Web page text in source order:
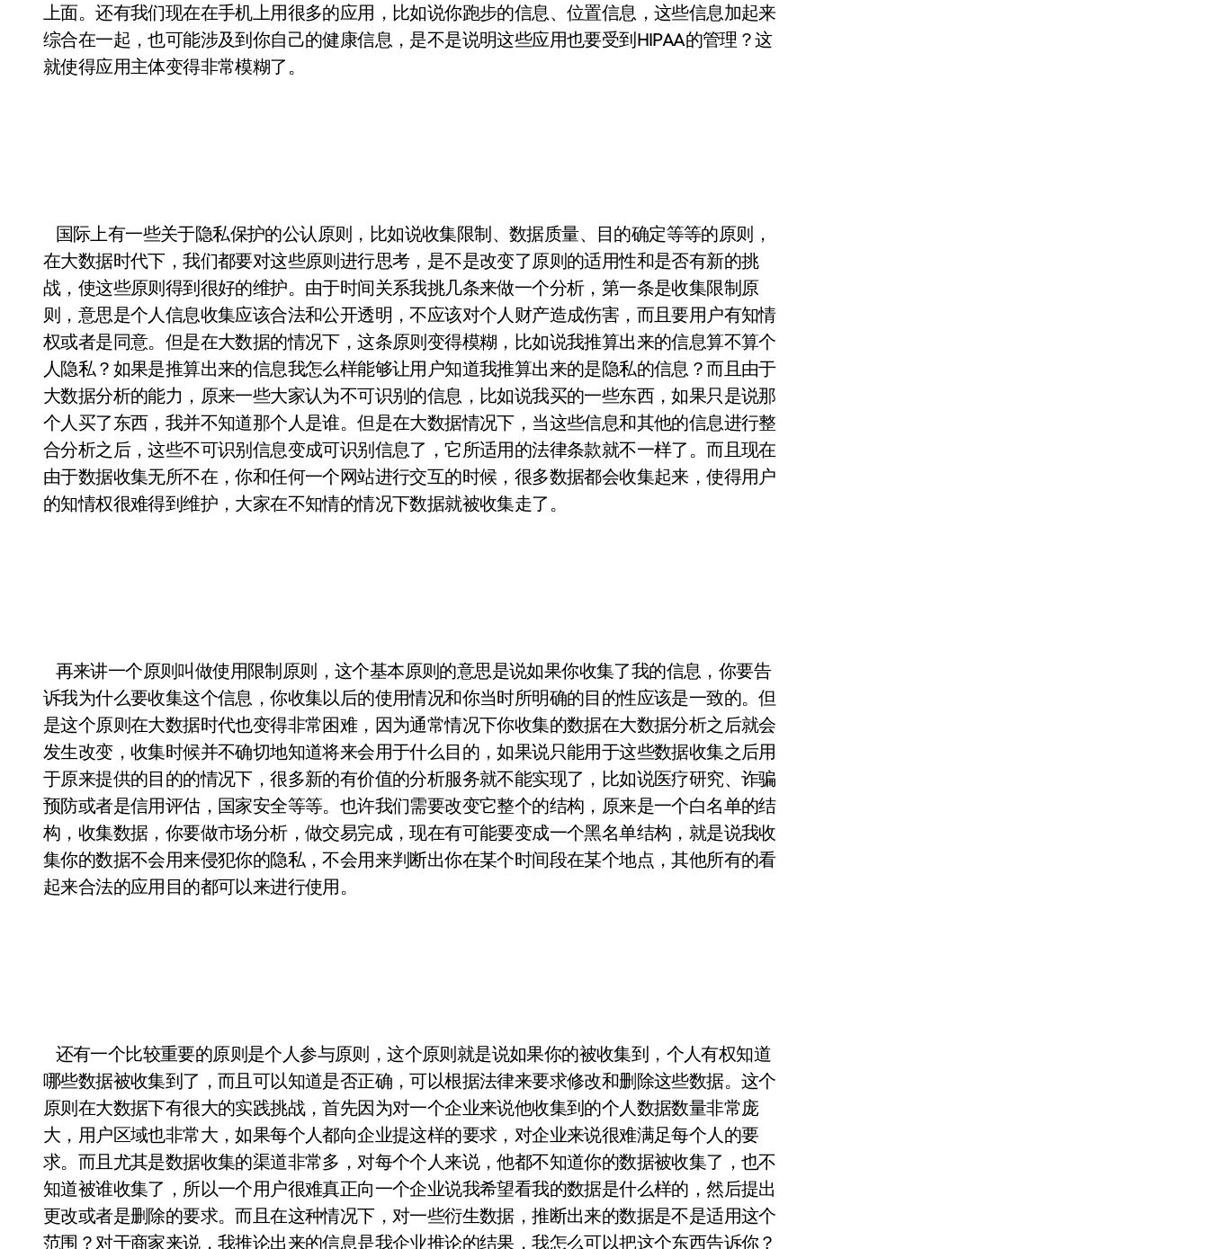
上面。还有我们现在在手机上用很多的应用，比如说你跑步的信息、位置信息，这些信息加起来
综合在一起，也可能涉及到你自己的健康信息，是不是说明这些应用也要受到HIPAA的管理？这
就使得应用主体变得非常模糊了。
国际上有一些关于隐私保护的公认原则，比如说收集限制、数据质量、目的确定等等的原则，
在大数据时代下，我们都要对这些原则进行思考，是不是改变了原则的适用性和是否有新的挑
战，使这些原则得到很好的维护。由于时间关系我挑几条来做一个分析，第一条是收集限制原
则，意思是个人信息收集应该合法和公开透明，不应该对个人财产造成伤害，而且要用户有知情
权或者是同意。但是在大数据的情况下，这条原则变得模糊，比如说我推算出来的信息算不算个
人隐私？如果是推算出来的信息我怎么样能够让用户知道我推算出来的是隐私的信息？而且由于
大数据分析的能力，原来一些大家认为不可识别的信息，比如说我买的一些东西，如果只是说那
个人买了东西，我并不知道那个人是谁。但是在大数据情况下，当这些信息和其他的信息进行整
合分析之后，这些不可识别信息变成可识别信息了，它所适用的法律条款就不一样了。而且现在
由于数据收集无所不在，你和任何一个网站进行交互的时候，很多数据都会收集起来，使得用户
的知情权很难得到维护，大家在不知情的情况下数据就被收集走了。
再来讲一个原则叫做使用限制原则，这个基本原则的意思是说如果你收集了我的信息，你要告
诉我为什么要收集这个信息，你收集以后的使用情况和你当时所明确的目的性应该是一致的。但
是这个原则在大数据时代也变得非常困难，因为通常情况下你收集的数据在大数据分析之后就会
发生改变，收集时候并不确切地知道将来会用于什么目的，如果说只能用于这些数据收集之后用
于原来提供的目的的情况下，很多新的有价值的分析服务就不能实现了，比如说医疗研究、诈骗
预防或者是信用评估，国家安全等等。也许我们需要改变它整个的结构，原来是一个白名单的结
构，收集数据，你要做市场分析，做交易完成，现在有可能要变成一个黑名单结构，就是说我收
集你的数据不会用来侵犯你的隐私，不会用来判断出你在某个时间段在某个地点，其他所有的看
起来合法的应用目的都可以来进行使用。
还有一个比较重要的原则是个人参与原则，这个原则就是说如果你的被收集到，个人有权知道
哪些数据被收集到了，而且可以知道是否正确，可以根据法律来要求修改和删除这些数据。这个
原则在大数据下有很大的实践挑战，首先因为对一个企业来说他收集到的个人数据数量非常庞
大，用户区域也非常大，如果每个人都向企业提这样的要求，对企业来说很难满足每个人的要
求。而且尤其是数据收集的渠道非常多，对每个个人来说，他都不知道你的数据被收集了，也不
知道被谁收集了，所以一个用户很难真正向一个企业说我希望看我的数据是什么样的，然后提出
更改或者是删除的要求。而且在这种情况下，对一些衍生数据，推断出来的数据是不是适用这个
范围？对于商家来说，我推论出来的信息是我企业推论的结果，我怎么可以把这个东西告诉你？